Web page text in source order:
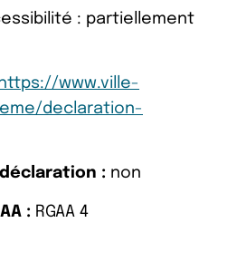
: partiellement
https://www.ville-
declaration-
: non
: RGAA 4